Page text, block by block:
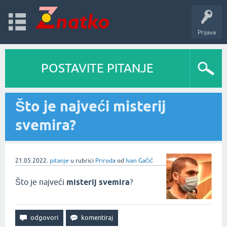
Prijava
POSTAVITE PITANJE
Što je najveći misterij
svemira?
21.05.2022. pitanje u rubrici Priroda od Ivan Gačić
Što je najveći misterij svemira?